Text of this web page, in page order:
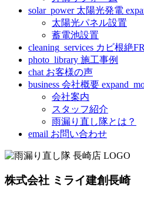
solar_power 太陽光発電
太陽光パネル設置
蓄電池設置
cleaning_services カビ根絶
photo_library 施工事例
chat お客様の声
business 会社概要
会社案内
スタッフ紹介
雨漏り直し隊とは？
email お問い合わせ
株式会社 ミライ建創長崎